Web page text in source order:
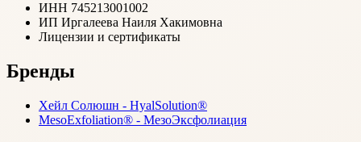
ИНН 745213001002
ИП Иргалеева Наиля Хакимовна
Лицензии и сертификаты
Бренды
Хейл Солюшн - HyalSolution®
MesoExfoliation® - МезоЭксфолиация